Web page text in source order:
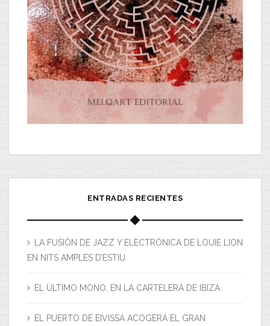
ENTRADAS RECIENTES
LA FUSIÓN DE JAZZ Y ELECTRÓNICA DE LOUIE LION
EN NITS AMPLES D’ESTIU
EL ÚLTIMO MONO, EN LA CARTELERA DE IBIZA
EL PUERTO DE EIVISSA ACOGERÁ EL GRAN